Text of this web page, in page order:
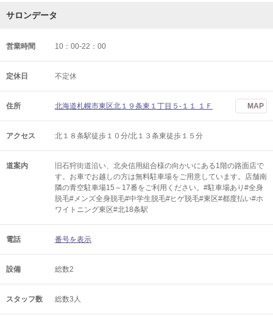
サロンデータ
営業時間 10：00-22：00
定休日 不定休
住所 北海道札幌市東区北１９条東１丁目５‐１１ １Ｆ MAP
アクセス 北１８条駅徒歩１０分/北１３条東徒歩１５分
道案内
旧石狩街道沿い、北央信用組合様の向かいにある1階の路面店で
す。お車でお越しの方は無料駐車場をご用意しています。店舗南
隣の青空駐車場15～17番をご利用ください。#駐車場あり#全身
脱毛#メンズ全身脱毛#中学生脱毛#ヒゲ脱毛#東区#都度払い#ホ
ワイトニング東区#北18条駅
電話 番号を表示
設備 総数2
スタッフ数 総数3人